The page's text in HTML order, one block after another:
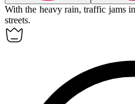
With the heavy rain, traffic jams
streets.